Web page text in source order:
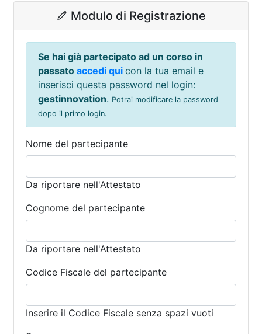
Modulo di Registrazione
Se hai già partecipato ad un corso in
passato accedi qui con la tua email e
inserisci questa password nel login:
gestinnovation. Potrai modificare la password
dopo il primo login.
Nome del partecipante
Da riportare nell'Attestato
Cognome del partecipante
Da riportare nell'Attestato
Codice Fiscale del partecipante
Inserire il Codice Fiscale senza spazi vuoti